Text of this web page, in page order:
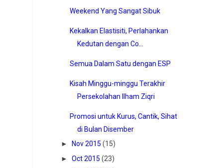
Weekend Yang Sangat Sibuk
Kekalkan Elastisiti, Perlahankan
Kedutan dengan Co...
Semua Dalam Satu dengan ESP
Kisah Minggu-minggu Terakhir
Persekolahan Ilham Ziqri
Promosi untuk Kurus, Cantik, Sihat
di Bulan Disember
►
Nov 2015 (15)
► Oct 2015 (23)